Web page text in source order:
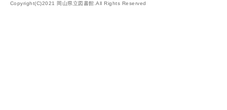
Copyright(C)2021 岡山県立図書館.All Rights Reserved